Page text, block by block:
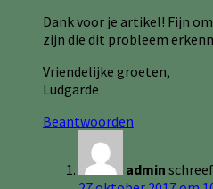
Dank voor je artikel! Fijn
zijn die dit probleem
Vriendelijke groeten,
Ludgarde
Beantwoorden
admin